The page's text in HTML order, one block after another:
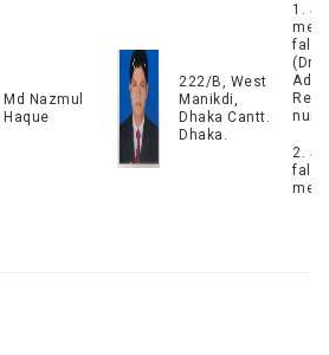
Md Nazmul
Haque
222/B, West
Manikdi,
Dhaka Cantt.
Dhaka.
1.
false
2.